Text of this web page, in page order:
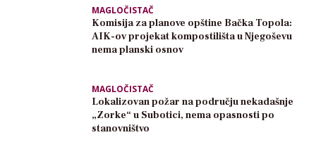
MAGLOČISTAČ
Komisija za planove opštine Bačka Topola:
AIK-ov projekat kompostilišta u Njegoševu
nema planski osnov
MAGLOČISTAČ
Lokalizovan požar na području nekadašnje
„Zorke“ u Subotici, nema opasnosti po
stanovništvo